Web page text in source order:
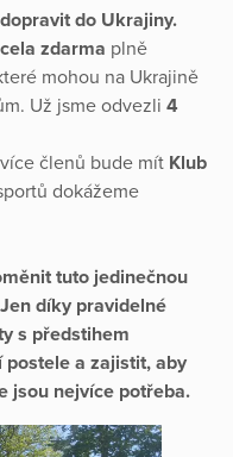
do Ukrajiny.
zdarma plně
mohou na Ukrajině
Už jsme odvezli 4
členů bude mít Klub
dokážeme
tuto jedinečnou
díky pravidelné
s předstihem
a zajistit, aby
jsou nejvíce potřeba.